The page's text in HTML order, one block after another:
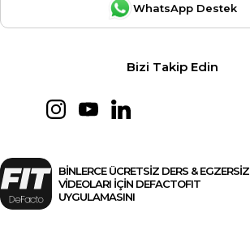
WhatsApp Destek
Bizi Takip Edin
BİNLERCE ÜCRETSİZ DERS & EGZERSİZ
VİDEOLARI İÇİN DEFACTOFIT
UYGULAMASINI